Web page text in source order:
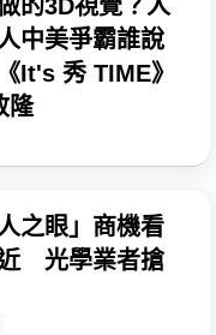
的3D視覺？人
中美爭霸誰說
It's 秀 TIME》
隆
之眼」商機看
光學業者搶